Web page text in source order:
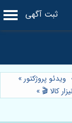
ثبت آگهی
ویدئو پروژکتور»
کالا 🎬 »